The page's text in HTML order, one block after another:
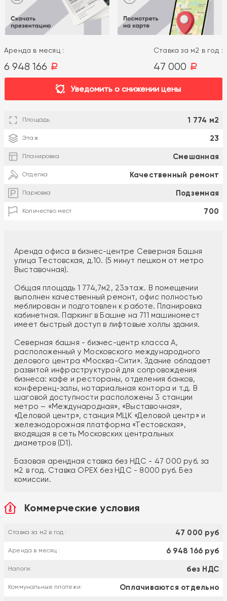
Аренда в месяц :
6 948 166 a
Ставка за м2 в год :
47 000 a
Уведомить о снижении цены
Площадь 1 774 м2
Этаж 23
Планировка Смешанная
Отделка Качественный ремонт
Парковка Подземная
Количество мест 700
Аренда офиса в бизнес-центре Северная Башня
улица Тестовская, д.10. (5 минут пешком от метро
Выставочная).
Общая площадь 1 774,7м2, 23этаж. В помещении
выполнен качественный ремонт, офис полностью
меблирован и подготовлен к работе. Планировка
кабинетная. Паркинг в Башне на 711 машиномест
имеет быстрый доступ в лифтовые холлы здания.
Северная башня - бизнес-центр класса А,
расположенный у Московского международного
делового центра «Москва-Сити». Здание обладает
развитой инфраструктурой для сопровождения
бизнеса: кафе и рестораны, отделения банков,
конференц-залы, нотариальная контора и т.д. В
шаговой доступности расположены 3 станции
метро – «Международная», «Выставочная»,
«Деловой центр», станция МЦК «Деловой центр» и
железнодорожная платформа «Тестовская»,
входящая в сеть Московских центральных
диаметров (D1).
Базовая арендная ставка без НДС - 47 000 руб. за
м2 в год. Ставка ОРЕХ без НДС - 8000 руб. Без
комиссии.
Коммерческие условия
Ставка за м2 в год : 47 000 руб
Аренда в месяц : 6 948 166 руб
Налоги: без НДС
Коммунальные платежи: Оплачиваются отдельно